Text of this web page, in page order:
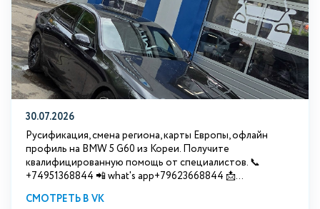
30.07.2026
Русификация, смена региона, карты Европы, офлайн
профиль на BMW 5 G60 из Кореи. Получите
квалифицированную помощь от специалистов. 📞
+74951368844 📲 what's app+79623668844 📩...
СМОТРЕТЬ В VK